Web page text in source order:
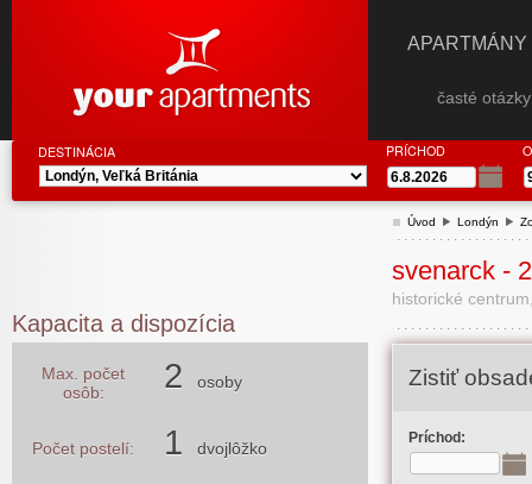
časté
DESTINÁCIA PRÍCHOD
Úvod Londýn
svenarck -
historické
Zistiť
Príchod:
Kapacita a dispozícia
Max. počet
osôb:
2 osoby
Počet postelí: 1 dvojlôžko